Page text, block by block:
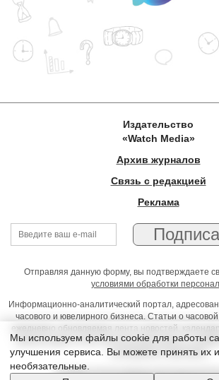
Издательство
«Watch Media»
Архив журналов
Связь с редакцией
Реклама
Отправляя данную форму, вы подтверждаете
условиями обработки
Информационно-аналитический портал,
часового и ювелирного бизнеса. Статьи о
ежедневно обновляемая лента новостей,
презентаций, on-line консультации юриста,
часовщиков и ювелиров
Условия использования материалов
Мы используем файлы cookie для работы
улучшения сервиса. Вы можете принять их
необязательные.